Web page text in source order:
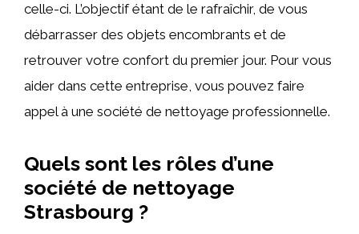
celle-ci. L’objectif étant de le rafraîchir, de vous
débarrasser des objets encombrants et de
retrouver votre confort du premier jour. Pour vous
aider dans cette entreprise, vous pouvez faire
appel à une société de nettoyage professionnelle.
Quels sont les rôles d’une
société de nettoyage
Strasbourg ?